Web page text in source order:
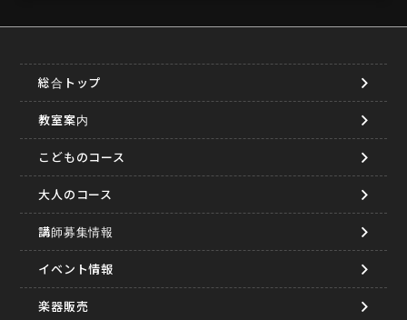
総合トップ
教室案内
こどものコース
大人のコース
講師募集情報
イベント情報
楽器販売